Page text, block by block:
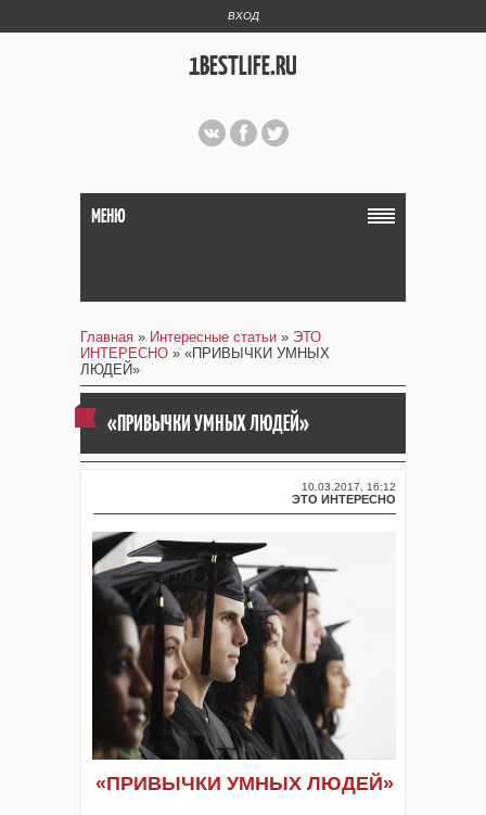
ВХОД
1BESTLIFE.RU
МЕНЮ
Главная » Интересные статьи » ЭТО
ИНТЕРЕСНО » «ПРИВЫЧКИ УМНЫХ
ЛЮДЕЙ»
«ПРИВЫЧКИ УМНЫХ ЛЮДЕЙ»
10.03.2017, 16:12
ЭТО ИНТЕРЕСНО
«ПРИВЫЧКИ УМНЫХ ЛЮДЕЙ»